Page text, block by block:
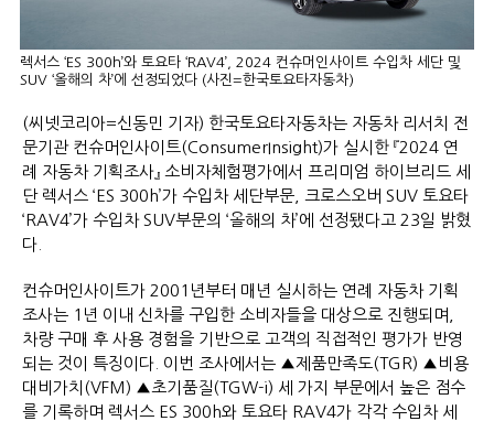
렉서스 ‘ES 300h’와 토요타 ‘RAV4’, 2024 컨슈머인사이트 수입차 세단 및
SUV ‘올해의 차’에 선정되었다 (사진=한국토요타자동차)
(씨넷코리아=신동민 기자) 한국토요타자동차는 자동차 리서치 전
문기관 컨슈머인사이트(ConsumerInsight)가 실시한 『2024 연
례 자동차 기획조사』 소비자체험평가에서 프리미엄 하이브리드 세
단 렉서스 ‘ES 300h’가 수입차 세단부문, 크로스오버 SUV 토요타
‘RAV4’가 수입차 SUV부문의 ‘올해의 차’에 선정됐다고 23일 밝혔
다.
컨슈머인사이트가 2001년부터 매년 실시하는 연례 자동차 기획
조사는 1년 이내 신차를 구입한 소비자들을 대상으로 진행되며,
차량 구매 후 사용 경험을 기반으로 고객의 직접적인 평가가 반영
되는 것이 특징이다. 이번 조사에서는 ▲제품만족도(TGR) ▲비용
대비가치(VFM) ▲초기품질(TGW-i) 세 가지 부문에서 높은 점수
를 기록하며 렉서스 ES 300h와 토요타 RAV4가 각각 수입차 세